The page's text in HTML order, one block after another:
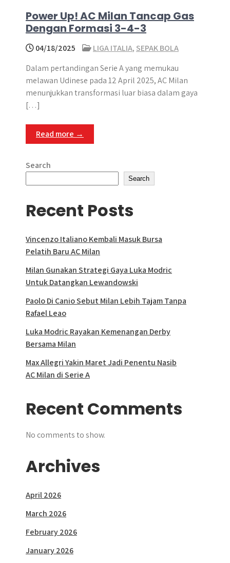
Power Up! AC Milan Tancap Gas
Dengan Formasi 3-4-3
04/18/2025 LIGA ITALIA, SEPAK BOLA
Dalam pertandingan Serie A yang memukau
melawan Udinese pada 12 April 2025, AC Milan
menunjukkan transformasi luar biasa dalam gaya
[…]
Read more →
Search
Search
Recent Posts
Vincenzo Italiano Kembali Masuk Bursa
Pelatih Baru AC Milan
Milan Gunakan Strategi Gaya Luka Modric
Untuk Datangkan Lewandowski
Paolo Di Canio Sebut Milan Lebih Tajam Tanpa
Rafael Leao
Luka Modric Rayakan Kemenangan Derby
Bersama Milan
Max Allegri Yakin Maret Jadi Penentu Nasib
AC Milan di Serie A
Recent Comments
No comments to show.
Archives
April 2026
March 2026
February 2026
January 2026